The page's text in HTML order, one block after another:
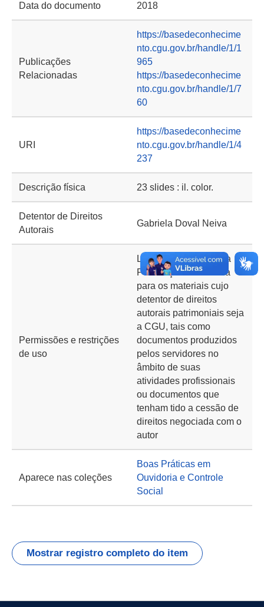
Data do documento 2018
Publicações
Relacionadas
https://basedeconhecime
nto.cgu.gov.br/handle/1/1
965
https://basedeconhecime
nto.cgu.gov.br/handle/1/7
60
URI
https://basedeconhecime
nto.cgu.gov.br/handle/1/4
237
Descrição física 23 slides : il. color.
Detentor de Direitos
Autorais
Gabriela Doval Neiva
Permissões e restrições
de uso
Licenças::Padrão para
Publicações::Utilizada
para os materiais cujo
detentor de direitos
autorais patrimoniais seja
a CGU, tais como
documentos produzidos
pelos servidores no
âmbito de suas
atividades profissionais
ou documentos que
tenham tido a cessão de
direitos negociada com o
autor
Aparece nas coleções
Boas Práticas em
Ouvidoria e Controle
Social
Mostrar registro completo do item